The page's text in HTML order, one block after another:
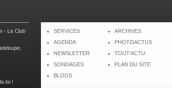
- Le Club
loi !
SERVICES
AGENDA
NEWSLETTER
SONDAGES
BLOGS
ARCHIVES
PHOTOACTUS
TOUT'ACTU
PLAN DU SITE